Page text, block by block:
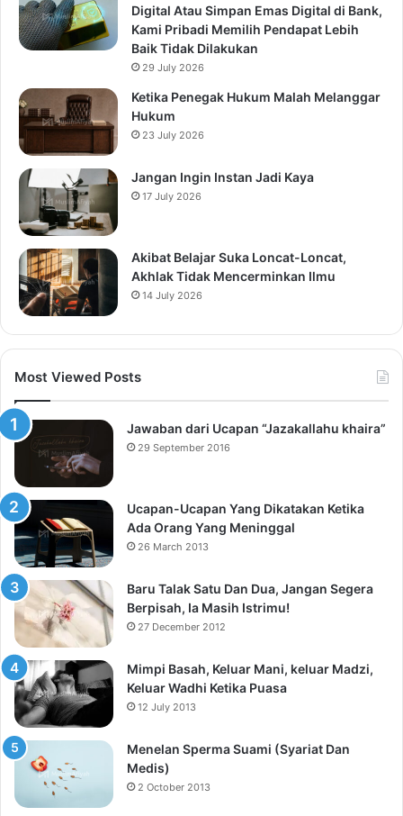
Digital Atau Simpan Emas Digital di Bank,
Kami Pribadi Memilih Pendapat Lebih
Baik Tidak Dilakukan
29 July 2026
Ketika Penegak Hukum Malah Melanggar
Hukum
23 July 2026
Jangan Ingin Instan Jadi Kaya
17 July 2026
Akibat Belajar Suka Loncat-Loncat,
Akhlak Tidak Mencerminkan Ilmu
14 July 2026
Most Viewed Posts
Jawaban dari Ucapan “Jazakallahu khaira”
29 September 2016
Ucapan-Ucapan Yang Dikatakan Ketika
Ada Orang Yang Meninggal
26 March 2013
Baru Talak Satu Dan Dua, Jangan Segera
Berpisah, Ia Masih Istrimu!
27 December 2012
Mimpi Basah, Keluar Mani, keluar Madzi,
Keluar Wadhi Ketika Puasa
12 July 2013
Menelan Sperma Suami (Syariat Dan
Medis)
2 October 2013